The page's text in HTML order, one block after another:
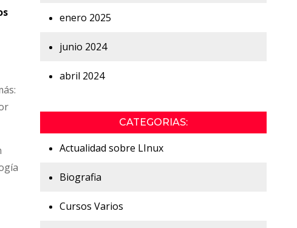
enero 2025
junio 2024
abril 2024
CATEGORIAS:
Actualidad sobre LInux
Biografia
Cursos Varios